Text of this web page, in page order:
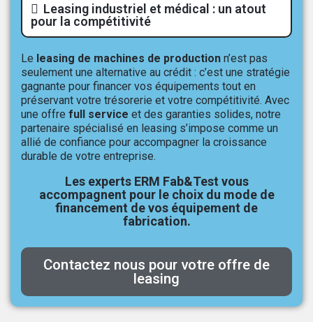
Leasing industriel et médical : un atout
pour la compétitivité
Le leasing de machines de production n’est pas
seulement une alternative au crédit : c’est une stratégie
gagnante pour financer vos équipements tout en
préservant votre trésorerie et votre compétitivité. Avec
une offre full service et des garanties solides, notre
partenaire spécialisé en leasing s’impose comme un
allié de confiance pour accompagner la croissance
durable de votre entreprise.
Les experts ERM Fab&Test vous
accompagnent pour le choix du mode de
financement de vos équipement de
fabrication.
Contactez nous pour votre offre de
leasing